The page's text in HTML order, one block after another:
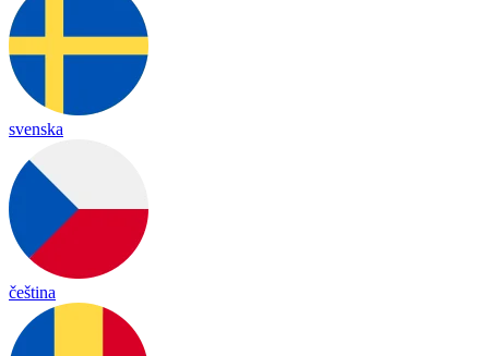
svenska
čeština